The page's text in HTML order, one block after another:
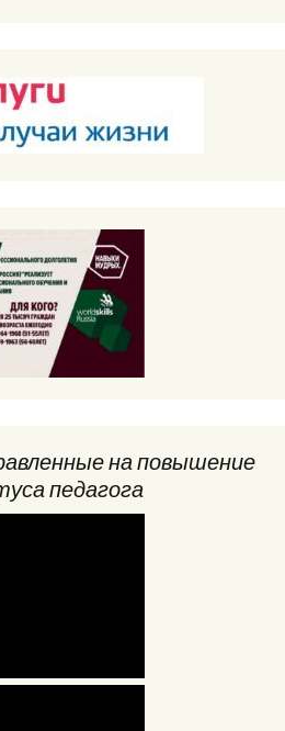
на повышение
педагога